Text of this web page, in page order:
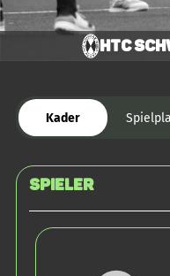
HTC
Kader
Spieler